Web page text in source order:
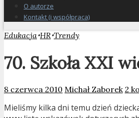
O autorze
Kontakt (i współpraca)
Edukacja•HR•Trendy
70. Szkoła XXI
8 czerwca 2010 Michał Zaborek 2
Mieliśmy kilka dni temu dzień